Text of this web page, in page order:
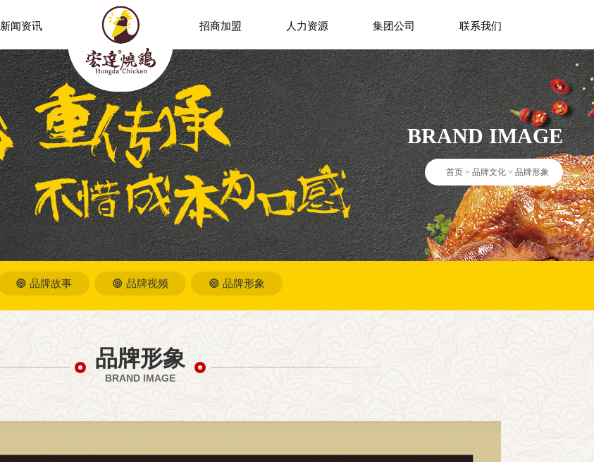
新闻资讯 招商加盟 人力资源 集团公司 联系我们
BRAND IMAGE
首页 > 品牌文化 > 品牌形象
品牌故事 品牌视频 品牌形象
品牌形象
BRAND IMAGE